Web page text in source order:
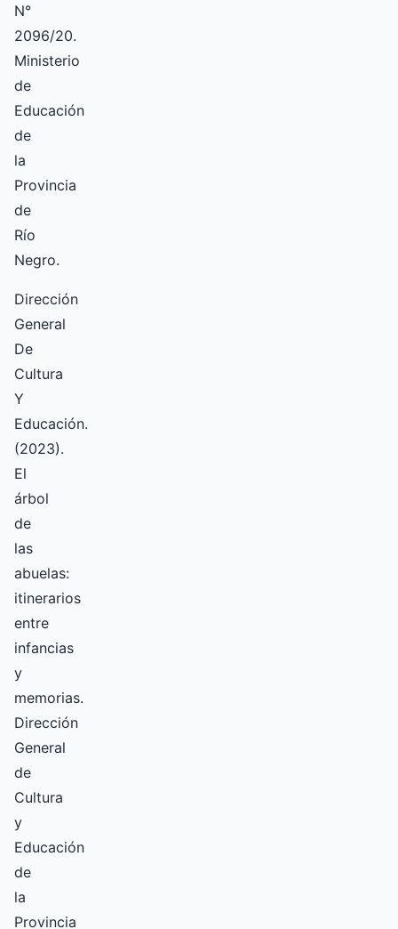
N°
2096/20.
Ministerio
de
Educación
de
la
Provincia
de
Río
Negro.
Dirección
General
De
Cultura
Y
Educación.
(2023).
El
árbol
de
las
abuelas:
itinerarios
entre
infancias
y
memorias.
Dirección
General
de
Cultura
y
Educación
de
la
Provincia